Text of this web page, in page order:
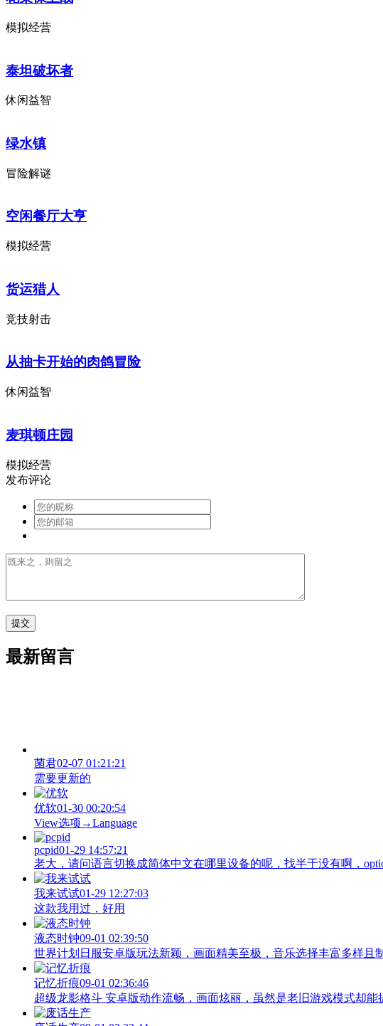
模拟经营
泰坦破坏者
休闲益智
绿水镇
冒险解谜
空闲餐厅大亨
模拟经营
货运猎人
竞技射击
从抽卡开始的肉鸽冒险
休闲益智
麦琪顿庄园
模拟经营
发布评论
最新留言
菌君02-07 01:21:21
需要更新的
优软01-30 00:20:54
View‌选项→Language
pcpid01-29 14:57:21
老大，请问语言切换成简体中文在哪里设备的呢，找半于没有啊，
我来试试01-29 12:27:03
这款我用过，好用
液态时钟09-01 02:39:50
世界计划日服安卓版玩法新颖，画面精美至极，音乐选择丰富多样
记忆折痕09-01 02:36:46
超级龙影格斗 安卓版动作流畅，画面炫丽，虽然是老旧游戏模式却